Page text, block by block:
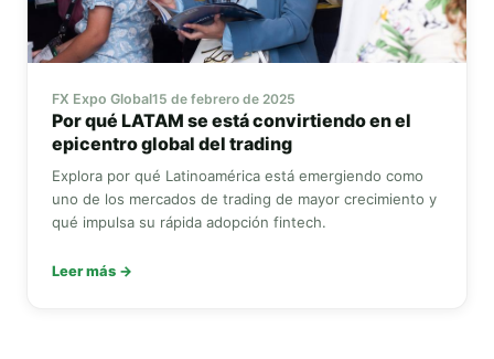
FX Expo Global15 de febrero de 2025
Por qué LATAM se está convirtiendo en el
epicentro global del trading
Explora por qué Latinoamérica está emergiendo como
uno de los mercados de trading de mayor crecimiento y
qué impulsa su rápida adopción fintech.
Leer más →